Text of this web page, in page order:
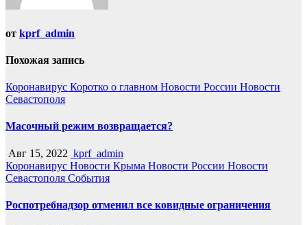
от kprf_admin
Похожая запись
Коронавирус Коротко о главном Новости России Новости
Севастополя
Масочный режим возвращается?
Авг 15, 2022 kprf_admin
Коронавирус Новости Крыма Новости России Новости
Севастополя События
Роспотребнадзор отменил все ковидные ограничения